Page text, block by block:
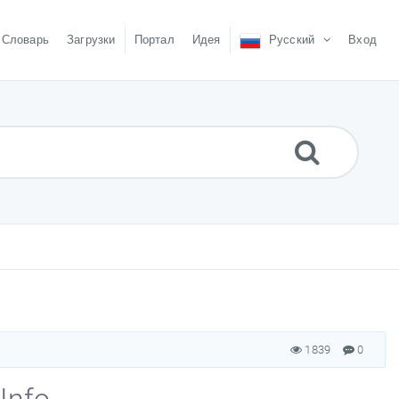
Словарь Загрузки Портал Идея Русский Вход
0
1839